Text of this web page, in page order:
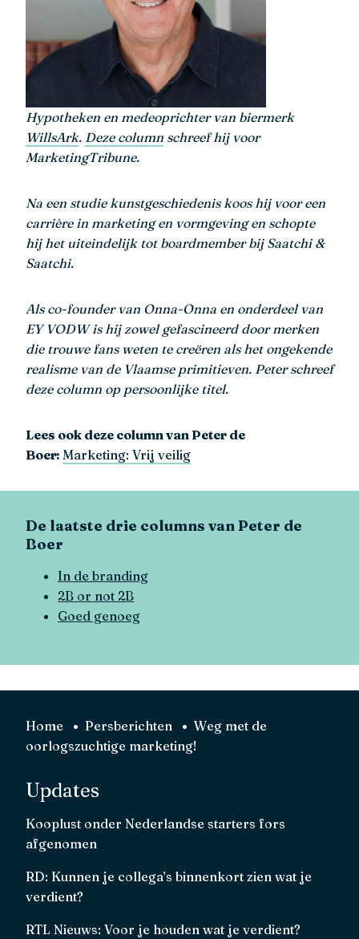
Hypotheken en medeoprichter van biermerk
WillsArk. Deze column schreef hij voor
MarketingTribune.
Na een studie kunstgeschiedenis koos hij voor een
carrière in marketing en vormgeving en schopte
hij het uiteindelijk tot boardmember bij Saatchi &
Saatchi.
Als co-founder van Onna-Onna en onderdeel van
EY VODW is hij zowel gefascineerd door merken
die trouwe fans weten te creëren als het ongekende
realisme van de Vlaamse primitieven. Peter schreef
deze column op persoonlijke titel.
Lees ook deze column van Peter de
Boer: Marketing: Vrij veilig
De laatste drie columns van Peter de
Boer
In de branding
2B or not 2B
Goed genoeg
Home Persberichten
Weg met de
oorlogszuchtige marketing!
Updates
Kooplust onder Nederlandse starters fors
afgenomen
RD: Kunnen je collega’s binnenkort zien wat je
verdient?
RTL Nieuws: Voor je houden wat je verdient?